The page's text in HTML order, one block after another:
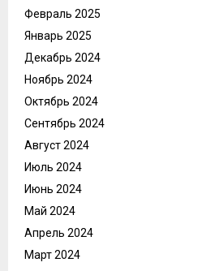
Февраль 2025
Январь 2025
Декабрь 2024
Ноябрь 2024
Октябрь 2024
Сентябрь 2024
Август 2024
Июль 2024
Июнь 2024
Май 2024
Апрель 2024
Март 2024